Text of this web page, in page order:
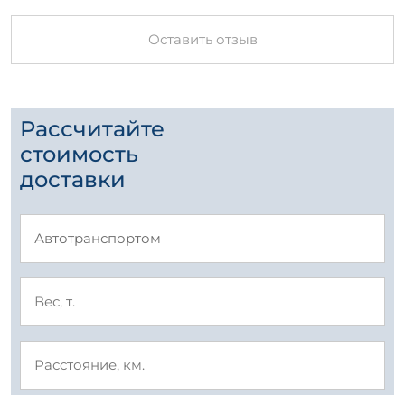
Оставить отзыв
Рассчитайте
стоимость
доставки